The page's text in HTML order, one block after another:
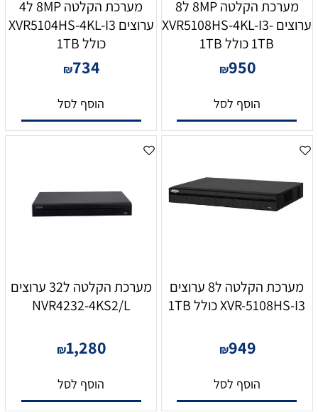
מערכת הקלטה 8MP ל8
ערוצים XVR5108HS-4KL-I3-
1TB כולל 1TB
₪950
הוסף לסל
מערכת הקלטה 8MP ל4
ערוצים XVR5104HS-4KL-I3
כולל 1TB
₪734
הוסף לסל
מערכת הקלטה ל8 ערוצים
XVR-5108HS-I3 כולל 1TB
₪949
הוסף לסל
מערכת הקלטה ל32 ערוצים
NVR4232-4KS2/L
₪1,280
הוסף לסל